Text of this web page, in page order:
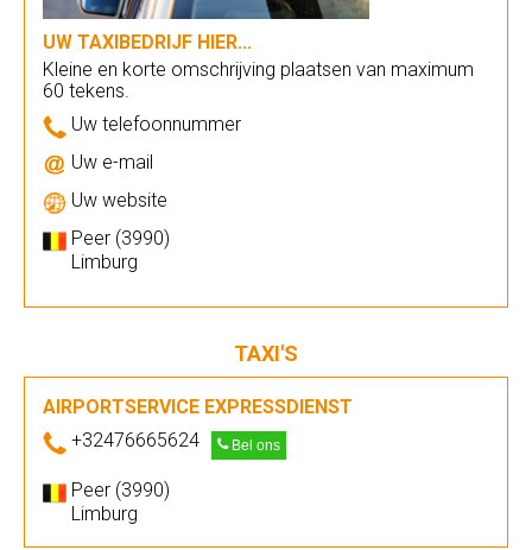
UW TAXIBEDRIJF HIER...
Kleine en korte omschrijving plaatsen van maximum
60 tekens.
Uw telefoonnummer
Uw e-mail
Uw website
Peer (3990)
Limburg
TAXI'S
AIRPORTSERVICE EXPRESSDIENST
+32476665624
Bel ons
Peer (3990)
Limburg